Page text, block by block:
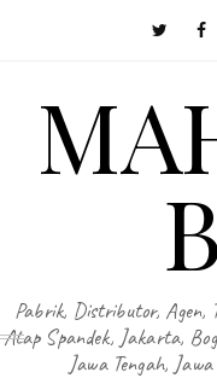
Pabrik, Distributor, Agen,
Atap Spandek, Jakarta,
Jawa Tengah,